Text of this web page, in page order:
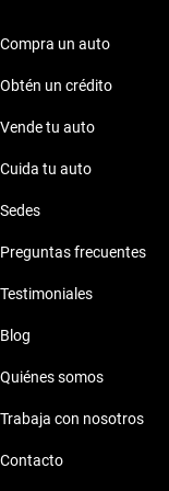
Compra un auto
Obtén un crédito
Vende tu auto
Cuida tu auto
Sedes
Preguntas frecuentes
Testimoniales
Blog
Quiénes somos
Trabaja con nosotros
Contacto